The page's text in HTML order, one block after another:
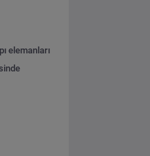
elemanları